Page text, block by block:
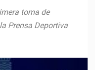
toma de
Prensa Deportiva